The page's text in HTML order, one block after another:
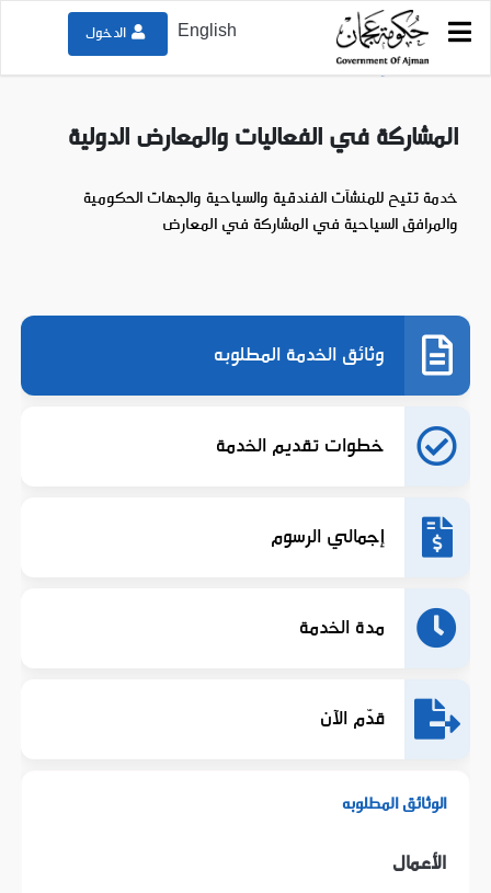
English الدخول دليل الخدمات
دائرة التنمية السياحية
المشاركة في الفعاليات والمعارض الدولية
المشاركة في الفعاليات والمعارض الدولية
خدمة تتيح للمنشآت الفندقية والسياحية والجهات الحكومية
والمرافق السياحية في المشاركة في المعارض
وثائق الخدمة المطلوبه
خطوات تقديم الخدمة
إجمالي الرسوم
مدة الخدمة
قدّم الآن
الوثائق المطلوبه
الأعمال